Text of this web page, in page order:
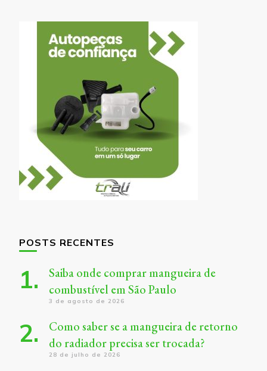
POSTS RECENTES
Saiba onde comprar mangueira de
combustível em São Paulo
3 de agosto de 2026
Como saber se a mangueira de retorno
do radiador precisa ser trocada?
28 de julho de 2026